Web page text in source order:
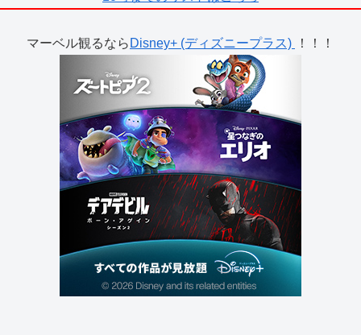
マーベル観るなら Disney+ (ディズニープラス) ！！！